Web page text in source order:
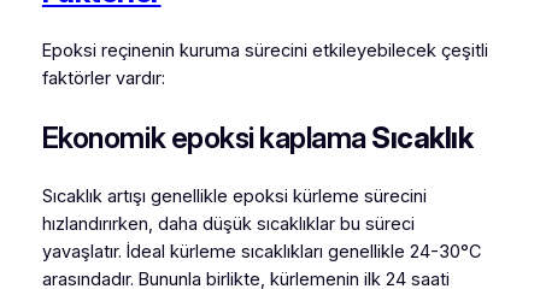
Epoksi reçinenin kuruma sürecini etkileyebilecek çeşitli
faktörler vardır:
Ekonomik epoksi kaplamaSıcaklık
Sıcaklık artışı genellikle epoksi kürleme sürecini
hızlandırırken, daha düşük sıcaklıklar bu süreci
yavaşlatır. İdeal kürleme sıcaklıkları genellikle 24-30°C
arasındadır. Bununla birlikte, kürlemenin ilk 24 saati